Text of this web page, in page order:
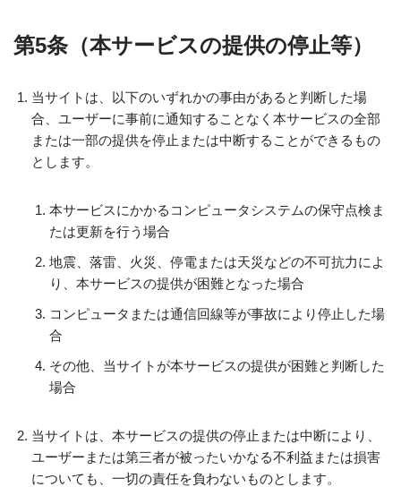
第5条（本サービスの提供の停止等）
当サイトは、以下のいずれかの事由があると判断した場
合、ユーザーに事前に通知することなく本サービスの全部
または一部の提供を停止または中断することができるもの
とします。
本サービスにかかるコンピュータシステムの保守点検ま
たは更新を行う場合
地震、落雷、火災、停電または天災などの不可抗力によ
り、本サービスの提供が困難となった場合
コンピュータまたは通信回線等が事故により停止した場
合
その他、当サイトが本サービスの提供が困難と判断した
場合
当サイトは、本サービスの提供の停止または中断により、
ユーザーまたは第三者が被ったいかなる不利益または損害
についても、一切の責任を負わないものとします。